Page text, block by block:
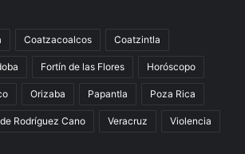
Coatzacoalcos Coatzintla
Fortín de las Flores Horóscopo
Orizaba Papantla Poza Rica
Rodríguez Cano Veracruz Violencia